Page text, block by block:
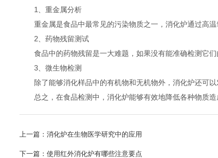
1、重金属分析
重金属是食品中最常见的污染物质之一，消化炉通过高温
2、药物残留测试
食品中的药物残留是一大难题，如果没有能准确检测它们
3、微生物检测
除了能够消化样品中的有机物和无机物外，消化炉还可以
总之，在食品检测中，消化炉能够有效地降低各种物质造
上一篇： 消化炉在生物医学研究中的应用
下一篇： 使用红外消化炉有哪些注意要点